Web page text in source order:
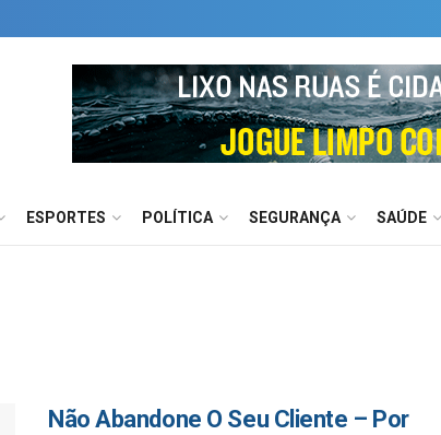
ESPORTES POLÍTICA SEGURANÇA SAÚDE
Não Abandone O Seu Cliente – Por